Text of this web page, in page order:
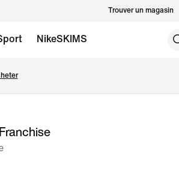
Trouver un magasin
NikeSKIMS